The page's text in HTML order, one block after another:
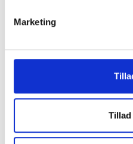
Marketing
Tillad
Køb
3 års garanti og